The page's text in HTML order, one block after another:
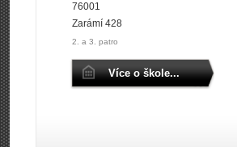
76001
Zarámí 428
2. a 3. patro
Více o škole...